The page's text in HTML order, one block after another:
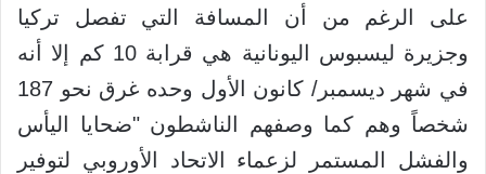
على الرغم من أن المسافة التي تفصل تركيا
وجزيرة ليسبوس اليونانية هي قرابة 10 كم إلا أنه
في شهر ديسمبر/ كانون الأول وحده غرق نحو 187
شخصاً وهم كما وصفهم الناشطون "ضحايا اليأس
والفشل المستمر لزعماء الاتحاد الأوروبي لتوفير